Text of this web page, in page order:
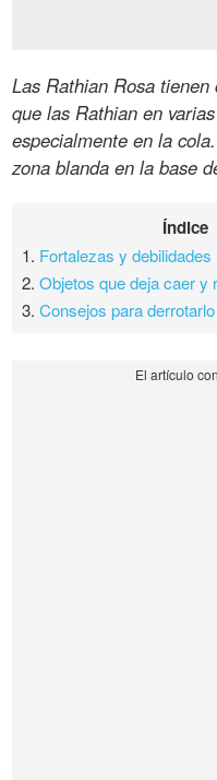
Las Rathian Rosa
que las Rathian en
especialmente en la
zona blanda en la base
Índice
1. Fortalezas y debilidades
2.Objetos que deja caer y
3.Consejos para derrotarlo